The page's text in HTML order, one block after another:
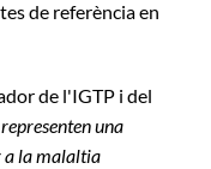
de referència en
de l'IGTP i del
una
a la malaltia